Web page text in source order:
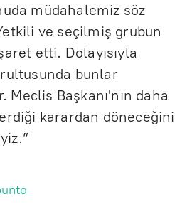
müdahalemiz söz
ve seçilmiş grubun
etti. Dolayısıyla
bunlar
Başkanı'nın daha
karardan döneceğini